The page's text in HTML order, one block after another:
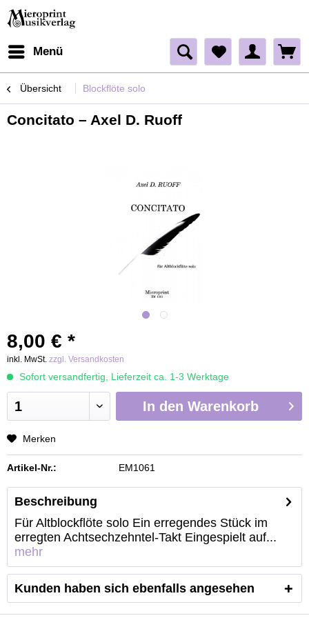
Menü
Übersicht Blockflöte solo
Concitato – Axel D. Ruoff
8,00 € *
inkl. MwSt. zzgl. Versandkosten
Sofort versandfertig, Lieferzeit ca. 1-3 Werktage
In den Warenkorb
Merken
Artikel-Nr.: EM1061
Beschreibung
Für Altblockflöte solo Ein erregendes Stück im
erregten Achtsechzehntel-Takt Eingespielt auf...
mehr
Kunden haben sich ebenfalls angesehen